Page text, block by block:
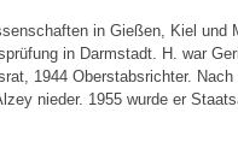
in Gießen, Kiel und
in Darmstadt. H. war
1944 Oberstabsrichter.
nieder. 1955 wurde er